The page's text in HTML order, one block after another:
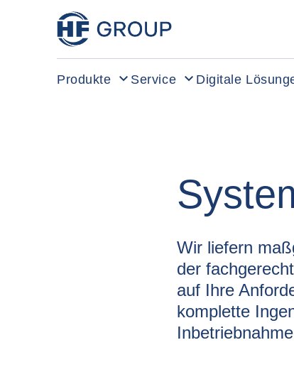
HF Group – Zur Startseite
Produkte Service Digitale
Wir liefern
der
auf Ihre
komplette